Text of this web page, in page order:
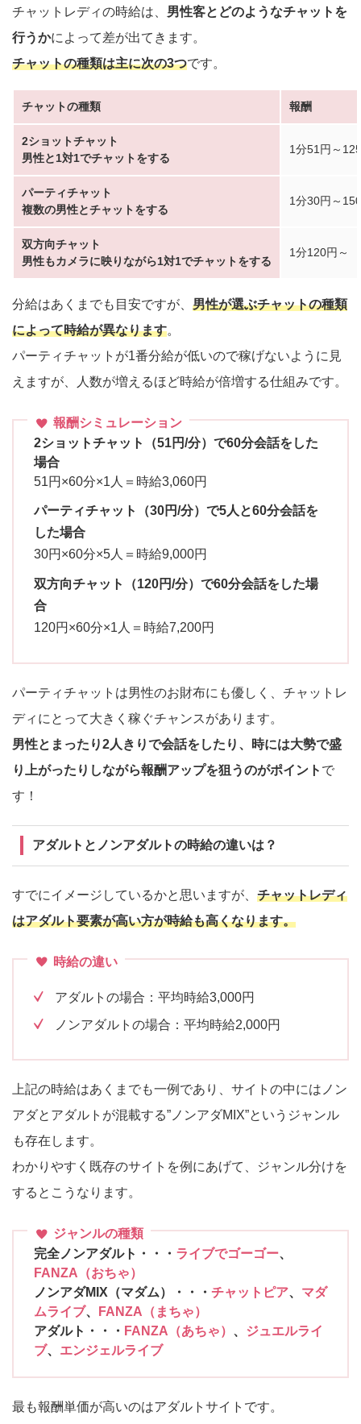
チャットレディの時給は、 男性客とどのようなチャットを
行うかによって差が出てきます。
チャットの種類は主に次の3つです。
チャットの種類 報酬
2ショットチャット
男性と1対1でチャットをする
1分51円～
パーティチャット
複数の男性とチャットをする
1分30円～
双方向チャット
男性もカメラに映りながら1対1でチャットをする
1分120円～
分給はあくまでも目安ですが、 男性が選ぶチャットの種類
によって時給が異なります。
パーティチャットが1番分給が低いので稼げないように見
えますが、人数が増えるほど時給が倍増する仕組みです。
報酬シミュレーション
2ショットチャット（51円/分）で60分会話をした
場合
51円×60分×1人＝時給3,060円
パーティチャット（30円/分）で5人と60分会話を
した場合
30円×60分×5人＝時給9,000円
双方向チャット（120円/分）で60分会話をした場
合
120円×60分×1人＝時給7,200円
パーティチャットは男性のお財布にも優しく、チャットレ
ディにとって大きく稼ぐチャンスがあります。
男性とまったり2人きりで会話をしたり、時には大勢で盛
り上がったりしながら報酬アップを狙うのがポイント で
す！
アダルトとノンアダルトの時給の違いは？
すでにイメージしているかと思いますが、 チャットレディ
はアダルト要素が高い方が時給も高くなります。
時給の違い
アダルトの場合：平均時給3,000円
ノンアダルトの場合：平均時給2,000円
上記の時給はあくまでも一例であり、サイトの中にはノン
アダとアダルトが混載する”ノンアダMIX”というジャンル
も存在します。
わかりやすく既存のサイトを例にあげて、ジャンル分けを
するとこうなります。
ジャンルの種類
完全ノンアダルト・・・ ライブでゴーゴー、
FANZA（おちゃ）
ノンアダMIX（マダム）・・・ チャットピア、 マダ
ムライブ、
FANZA（まちゃ）
アダルト・・・ FANZA（あちゃ） 、 ジュエルライ
ブ、 エンジェルライブ
最も報酬単価が高いのはアダルトサイトです。